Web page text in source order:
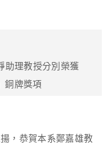
助理教授分別榮獲
銅牌獎項
，恭賀本系鄭嘉雄教